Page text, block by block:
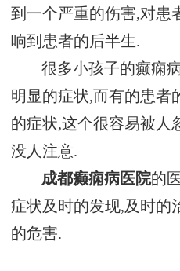
到一个严重的伤害,对患
响到患者的后半生.
很多小孩子的癫痫
明显的症状,而有的患者
的症状,这个很容易被人
没人注意.
成都癫痫病医院的
症状及时的发现,及时的
的危害.